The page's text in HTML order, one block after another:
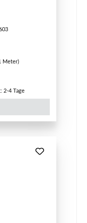
Meter)
2-4 Tage